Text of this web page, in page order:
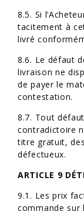
8.5. Si
tacitement à
livré
8.6. Le défaut
livraison ne
de payer le
contestation.
8.7. Tout
contradictoire
titre gratuit,
défectueux.
ARTICLE 9
9.1. Les prix
commande sur